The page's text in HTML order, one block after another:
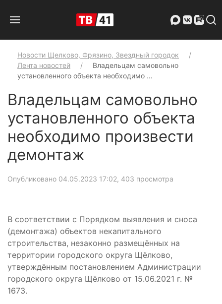
Новости Щелково, Фрязино, Звездный городок
Лента новостей
Владельцам самовольно
установленного объекта необходимо …
Владельцам самовольно
установленного объекта
необходимо произвести
демонтаж
Опубликовано 04.05.2023 17:02, 403 просмотра
В соответствии с Порядком выявления и сноса
(демонтажа) объектов некапитального
строительства, незаконно размещённых на
территории городского округа Щёлково,
утверждённым постановлением Администрации
городского округа Щёлково от 15.06.2021 г. №
1673.